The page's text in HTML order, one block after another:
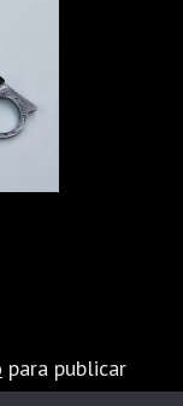
para publicar